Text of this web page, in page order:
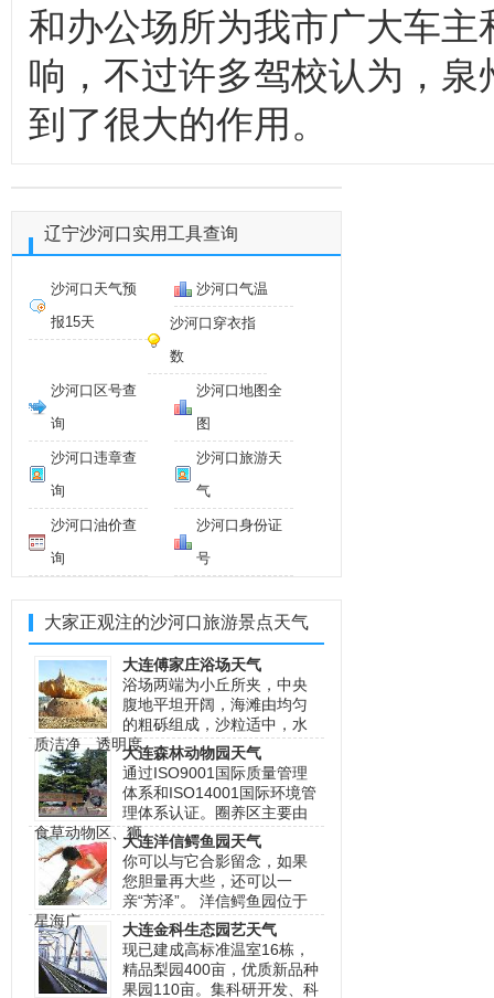
和办公场所为我市广大车
响，不过许多驾校认为，
到了很大的作用。
辽宁沙河口实用工具查询
沙河口天气预
报15天
沙河口气温
沙河口穿衣指
数
沙河口地图全
图
沙河口区号查
询
沙河口旅游天
气
沙河口违章查
询
沙河口身份证
号
沙河口油价查
询
大家正观注的沙河口旅游景点天气
大连傅家庄浴场天气
浴场两端为小丘所夹，中央
腹地平坦开阔，海滩由均匀
的粗砾组成，沙粒适中，水
质洁净，透明度大连森林动物园天气
通过ISO9001国际质量管理
体系和ISO14001国际环境管
理体系认证。圈养区主要由
食草动物区、狮大连洋信鳄鱼园天气
你可以与它合影留念，如果
您胆量再大些，还可以一
亲“芳泽”。 洋信鳄鱼园位于
星海广
大连金科生态园艺天气
现已建成高标准温室16栋，
精品梨园400亩，优质新品种
果园110亩。集科研开发、科